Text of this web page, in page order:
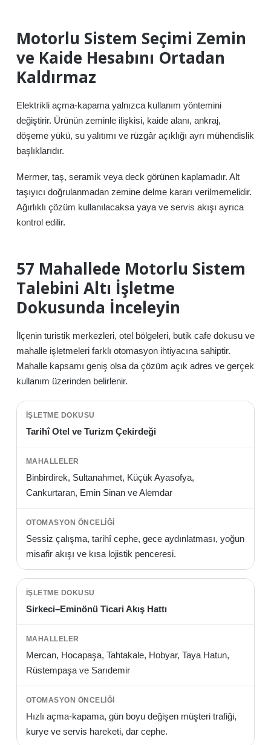
Motorlu Sistem Seçimi Zemin
ve Kaide Hesabını Ortadan
Kaldırmaz
Elektrikli açma-kapama yalnızca kullanım yöntemini
değiştirir. Ürünün zeminle ilişkisi, kaide alanı, ankraj,
döşeme yükü, su yalıtımı ve rüzgâr açıklığı ayrı mühendislik
başlıklarıdır.
Mermer, taş, seramik veya deck görünen kaplamadır. Alt
taşıyıcı doğrulanmadan zemine delme kararı verilmemelidir.
Ağırlıklı çözüm kullanılacaksa yaya ve servis akışı ayrıca
kontrol edilir.
57 Mahallede Motorlu Sistem
Talebini Altı İşletme
Dokusunda İnceleyin
İlçenin turistik merkezleri, otel bölgeleri, butik cafe dokusu ve
mahalle işletmeleri farklı otomasyon ihtiyacına sahiptir.
Mahalle kapsamı geniş olsa da çözüm açık adres ve gerçek
kullanım üzerinden belirlenir.
Tarihî Otel ve Turizm Çekirdeği
Binbirdirek, Sultanahmet, Küçük Ayasofya,
Cankurtaran, Emin Sinan ve Alemdar
Sessiz çalışma, tarihî cephe, gece aydınlatması, yoğun
misafir akışı ve kısa lojistik penceresi.
Sirkeci–Eminönü Ticari Akış Hattı
Mercan, Hocapaşa, Tahtakale, Hobyar, Taya Hatun,
Rüstempaşa ve Sarıdemir
Hızlı açma-kapama, gün boyu değişen müşteri trafiği,
kurye ve servis hareketi, dar cephe.